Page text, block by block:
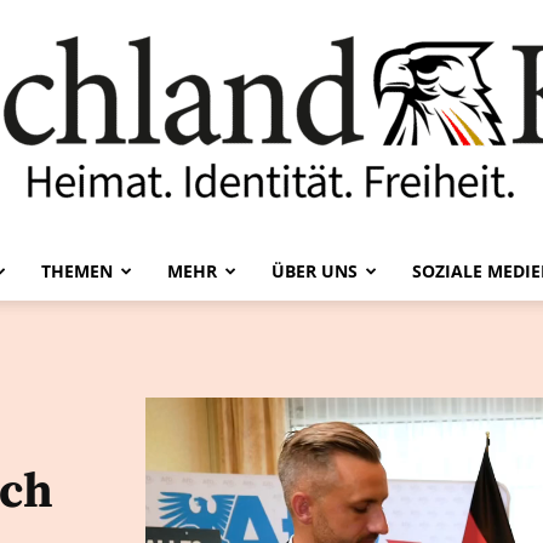
Kurier
THEMEN MEHR ÜBER UNS SOZIALE